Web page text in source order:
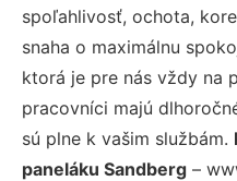
spoľahlivosť, ochota,
snaha o maximálnu
ktorá je pre nás vždy na
pracovníci majú
sú plne k vašim službám.
paneláku Sandberg –